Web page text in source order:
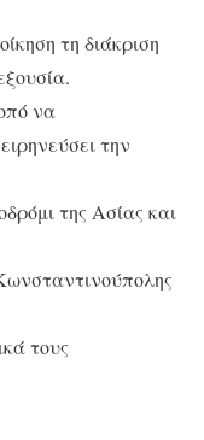
τη διάκριση
να
την
της Ασίας και
τους